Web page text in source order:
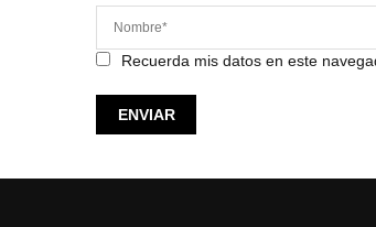
Recuerda mis datos en este